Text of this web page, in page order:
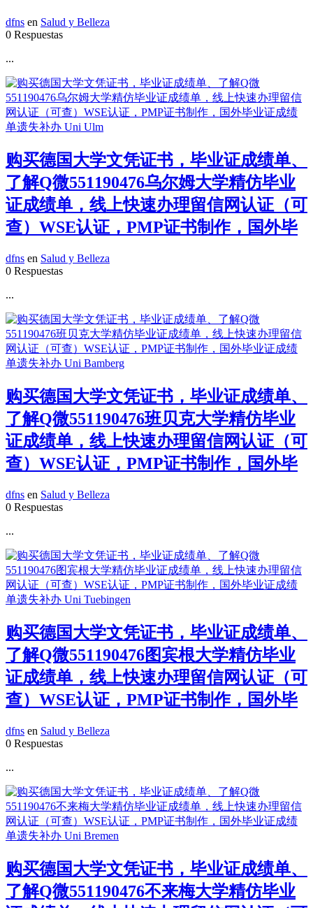
dfns en Salud y Belleza
0 Respuestas
...
购买德国大学文凭证书，毕业证成绩单、
了解Q微551190476乌尔姆大学精仿毕业
证成绩单，线上快速办理留信网认证（可
查）WSE认证，PMP证书制作，国外毕
dfns en Salud y Belleza
0 Respuestas
...
购买德国大学文凭证书，毕业证成绩单、
了解Q微551190476班贝克大学精仿毕业
证成绩单，线上快速办理留信网认证（可
查）WSE认证，PMP证书制作，国外毕
dfns en Salud y Belleza
0 Respuestas
...
购买德国大学文凭证书，毕业证成绩单、
了解Q微551190476图宾根大学精仿毕业
证成绩单，线上快速办理留信网认证（可
查）WSE认证，PMP证书制作，国外毕
dfns en Salud y Belleza
0 Respuestas
...
购买德国大学文凭证书，毕业证成绩单、
了解Q微551190476不来梅大学精仿毕业